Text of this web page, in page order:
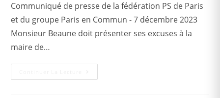
Communiqué de presse de la fédération PS de Paris
et du groupe Paris en Commun - 7 décembre 2023
Monsieur Beaune doit présenter ses excuses à la
maire de…